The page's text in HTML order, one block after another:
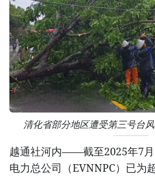
清化省部分地区遭受第三号台
越通社河内——截至2025年7
电力总公司（EVNNPC）已为